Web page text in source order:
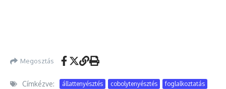
Megosztás
Címkézve: állattenyésztés cobolytenyésztés
foglalkoztatás